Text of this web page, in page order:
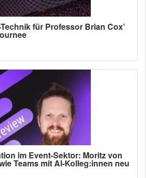
für Professor Brian Cox’
im Event-Sektor: Moritz von
Teams mit AI-Kolleg:innen neu